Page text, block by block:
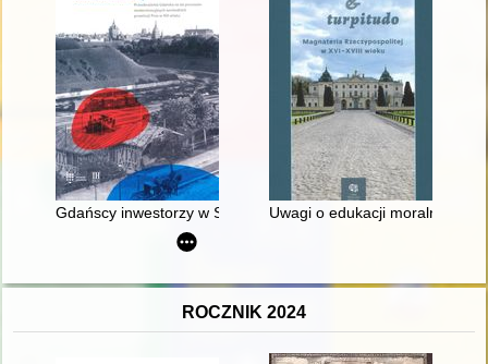
Gdańscy inwestorzy w Sopocie : prestiż finansowy i
Uwagi o edukacji moralnej
ROCZNIK 2024